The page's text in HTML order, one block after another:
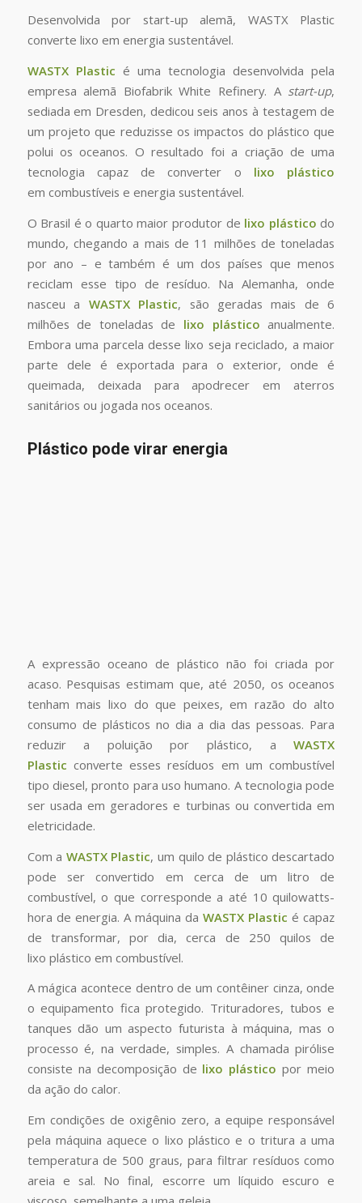
Desenvolvida por start-up alemã, WASTX Plastic
converte lixo em energia sustentável.
WASTX Plastic é uma tecnologia desenvolvida pela
empresa alemã Biofabrik White Refinery. A start-up,
sediada em Dresden, dedicou seis anos à testagem de
um projeto que reduzisse os impactos do plástico que
polui os oceanos. O resultado foi a criação de uma
tecnologia capaz de converter o lixo plástico
em combustíveis e energia sustentável.
O Brasil é o quarto maior produtor de lixo plástico do
mundo, chegando a mais de 11 milhões de toneladas
por ano – e também é um dos países que menos
reciclam esse tipo de resíduo. Na Alemanha, onde
nasceu a WASTX Plastic, são geradas mais de 6
milhões de toneladas de lixo plástico anualmente.
Embora uma parcela desse lixo seja reciclado, a maior
parte dele é exportada para o exterior, onde é
queimada, deixada para apodrecer em aterros
sanitários ou jogada nos oceanos.
Plástico pode virar energia
A expressão oceano de plástico não foi criada por
acaso. Pesquisas estimam que, até 2050, os oceanos
tenham mais lixo do que peixes, em razão do alto
consumo de plásticos no dia a dia das pessoas. Para
reduzir a poluição por plástico, aWASTX
Plastic converte esses resíduos em um combustível
tipo diesel, pronto para uso humano. A tecnologia pode
ser usada em geradores e turbinas ou convertida em
eletricidade.
Com a WASTX Plastic, um quilo de plástico descartado
pode ser convertido em cerca de um litro de
combustível, o que corresponde a até 10 quilowatts-
hora de energia. A máquina daWASTX Plastic é capaz
de transformar, por dia, cerca de 250 quilos de
lixo plástico em combustível.
A mágica acontece dentro de um contêiner cinza, onde
o equipamento fica protegido. Trituradores, tubos e
tanques dão um aspecto futurista à máquina, mas o
processo é, na verdade, simples. A chamada pirólise
consiste na decomposição de lixo plástico por meio
da ação do calor.
Em condições de oxigênio zero, a equipe responsável
pela máquina aquece o lixo plástico e o tritura a uma
temperatura de 500 graus, para filtrar resíduos como
areia e sal. No final, escorre um líquido escuro e